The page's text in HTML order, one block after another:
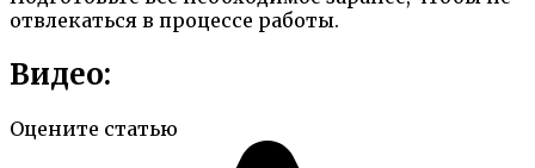
отвлекаться в процессе работы.
Видео:
Оцените статью